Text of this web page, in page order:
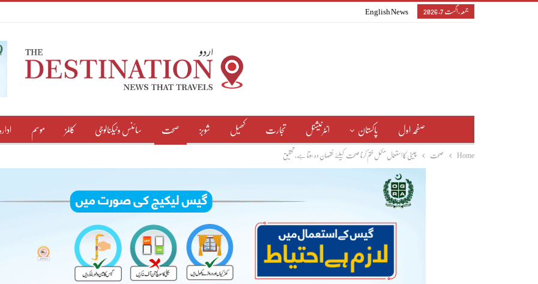
جمعہ, اگست 7, 2026 English News
صفحہ اول پاکستان انٹرنیشنل تجارت کھیل شوبز صحت سائنس وٹیکنالوجی کالمز موسم ادارہ
Home صحت چینی کا استعمال مکمل ختم کرنا صحت کیلئے نقصان دہ ہوتا ہے، تحقیق